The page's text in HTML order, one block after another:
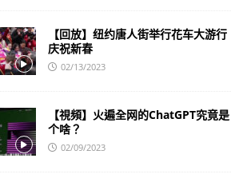
【回放】纽约唐人街举行花车大游行
庆祝新春
02/13/2023
【視頻】火遍全网的ChatGPT究竟是
个啥？
02/09/2023